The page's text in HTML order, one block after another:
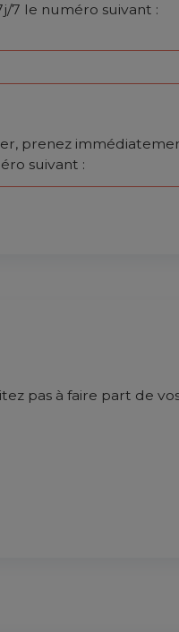
7 le numéro suivant :
prenez
suivant :
pas à faire part de